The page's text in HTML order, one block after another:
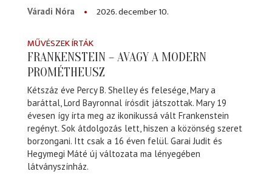
Váradi Nóra
2026. december 10.
MŰVÉSZEK ÍRTÁK
FRANKENSTEIN – AVAGY A MODERN
PROMÉTHEUSZ
Kétszáz éve Percy B. Shelley és felesége, Mary a
baráttal, Lord Bayronnal írósdit játszottak. Mary 19
évesen így írta meg az ikonikussá vált Frankenstein
regényt. Sok átdolgozás lett, hiszen a közönség szeret
borzongani. Itt csak a 16 éven felül. Garai Judit és
Hegymegi Máté új változata ma lényegében
látványszínház.